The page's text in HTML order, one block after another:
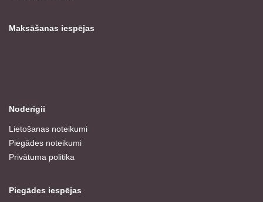
Maksāšanas iespējas
Noderīgii
Lietošanas noteikumi
Piegādes noteikumi
Privātuma politika
Piegādes iespējas